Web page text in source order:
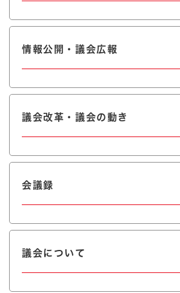
情報公開・議会広報
議会改革・議会の動き
会議録
議会について